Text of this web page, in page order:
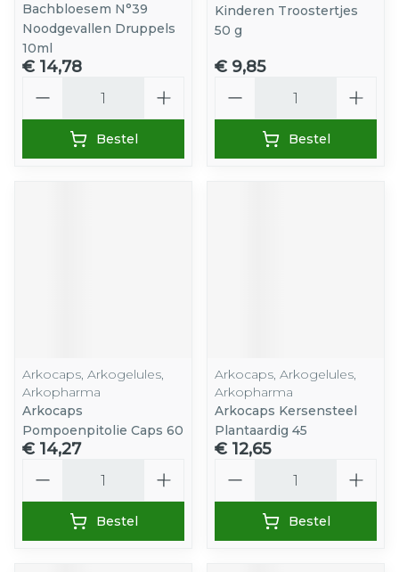
Bachbloesem N°39
Noodgevallen Druppels
10ml
€ 14,78
Bestel
Kinderen Troostertjes
50 g
€ 9,85
Bestel
Arkocaps, Arkogelules,
Arkopharma
Arkocaps
Pompoenpitolie Caps 60
€ 14,27
Bestel
Arkocaps, Arkogelules,
Arkopharma
Arkocaps Kersensteel
Plantaardig 45
€ 12,65
Bestel